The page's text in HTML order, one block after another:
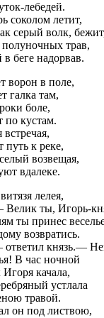
лебедей.
соколом летит,
серый волк,
полуночных трав,
беге надорвав.
ворон в поле,
галка там,
боле,
по кустам.
путь к реке,
возвещая,
вдалеке.
лелея,
ты, Игорь-
ты принес
возвратись.
князь.—
В час ночной
качала,
устлала
травой.
он под листвою,